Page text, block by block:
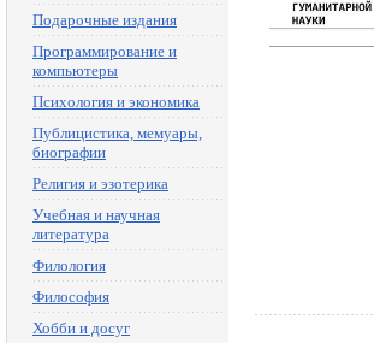
Подарочные издания
Программирование и
компьютеры
Психология и экономика
Публицистика, мемуары,
биографии
Религия и эзотерика
Учебная и научная
литература
Филология
Философия
Хобби и досуг